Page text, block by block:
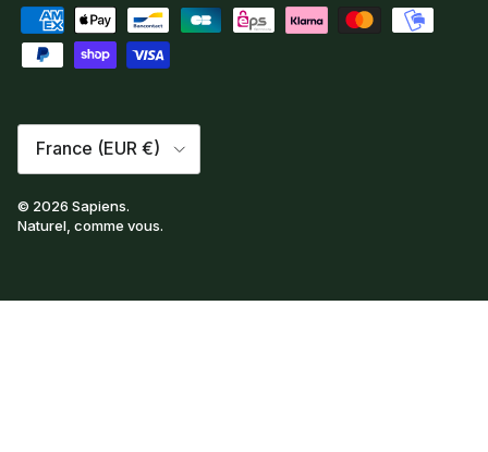
France (EUR €)
© 2026 Sapiens.
Naturel, comme vous.